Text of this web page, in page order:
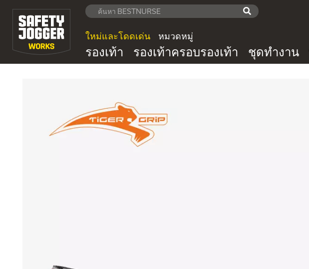
ใหม่และโดดเด่น หมวดหมู่
รองเท้า รองเท้าครอบรองเท้า ชุดทำงาน